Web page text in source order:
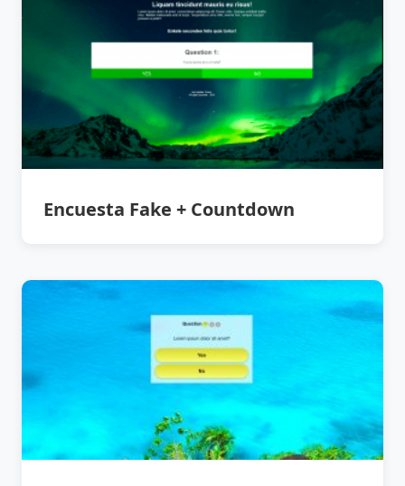
Encuesta Fake + Countdown